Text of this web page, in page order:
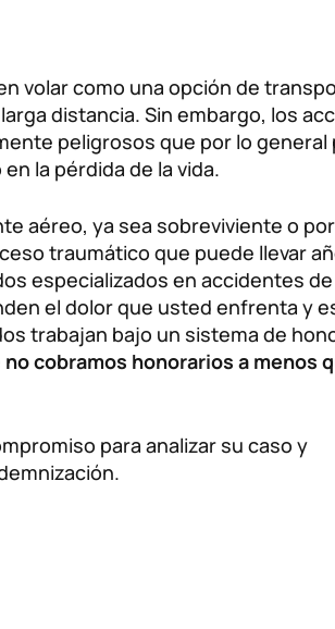
volar como una opción de
distancia. Sin embargo, los
peligrosos que por lo general
la pérdida de la vida.
aéreo, ya sea sobreviviente o
traumático que puede llevar
especializados en accidentes de
el dolor que usted enfrenta y
trabajan bajo un sistema de
no cobramos honorarios a menos
para analizar su caso y